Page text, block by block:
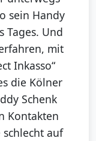
sein Handy
Tages. Und
mit
Inkasso“
die Kölner
Schenk
Kontakten
auf